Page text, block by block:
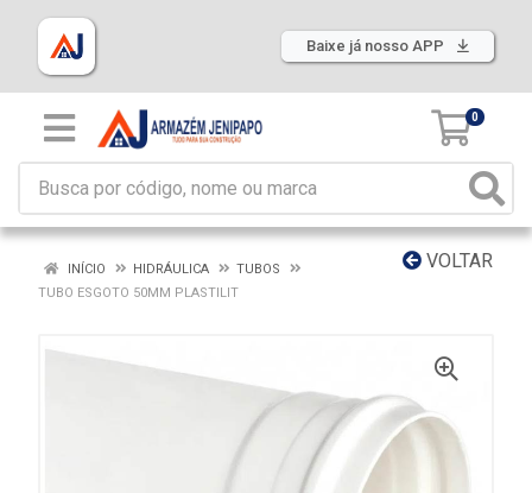
Baixe já nosso APP
0
VOLTAR
INÍCIO HIDRÁULICA
TUBOS
TUBO ESGOTO 50MM PLASTILIT